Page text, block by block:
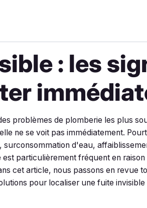
: les
problèmes de plomberie les plus
ne se voit pas immédiatement.
surconsommation d'eau,
particulièrement fréquent en
cet article, nous passons en revue
pour localiser une fuite invisible